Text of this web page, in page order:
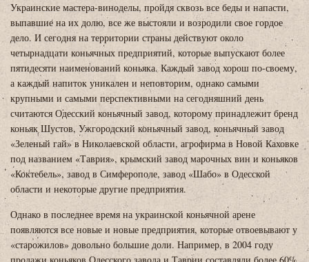
Украинские мастера-виноделы, пройдя сквозь все беды и напасти,
выпавшие на их долю, все же выстояли и возродили свое гордое
дело. И сегодня на территории страны действуют около
четырнадцати коньячных предприятий, которые выпускают более
пятидесяти наименований коньяка. Каждый завод хорош по-своему,
а каждый напиток уникален и неповторим, однако самыми
крупными и самыми перспективными на сегодняшний день
считаются Одесский коньячный завод, которому принадлежит бренд
коньяк Шустов, Ужгородский коньячный завод, коньячный завод
«Зеленый гай» в Николаевской области, агрофирма в Новой Каховке
под названием «Таврия», крымский завод марочных вин и коньяков
«Коктебель», завод в Симферополе, завод «Шабо» в Одесской
области и некоторые другие предприятия.
Однако в последнее время на украинской коньячной арене
появляются все новые и новые предприятия, которые отвоевывают у
«старожилов» довольно большие доли. Например, в 2004 году